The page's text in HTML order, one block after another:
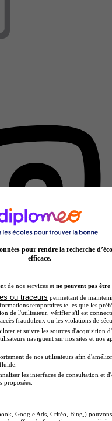
pour rendre la recherche
efficace.
de nos services et ne peuvent pas être
ou traceurs permettant de
temporaires telles que les
de l'utilisateur, vérifier s'il est
frauduleux ou les violations de
et suivre les sources d'acquisition
naviguent sur nos sites et nos
de nos utilisateurs afin
les interfaces de consultation et
Google Ads, Critéo, Bing,)